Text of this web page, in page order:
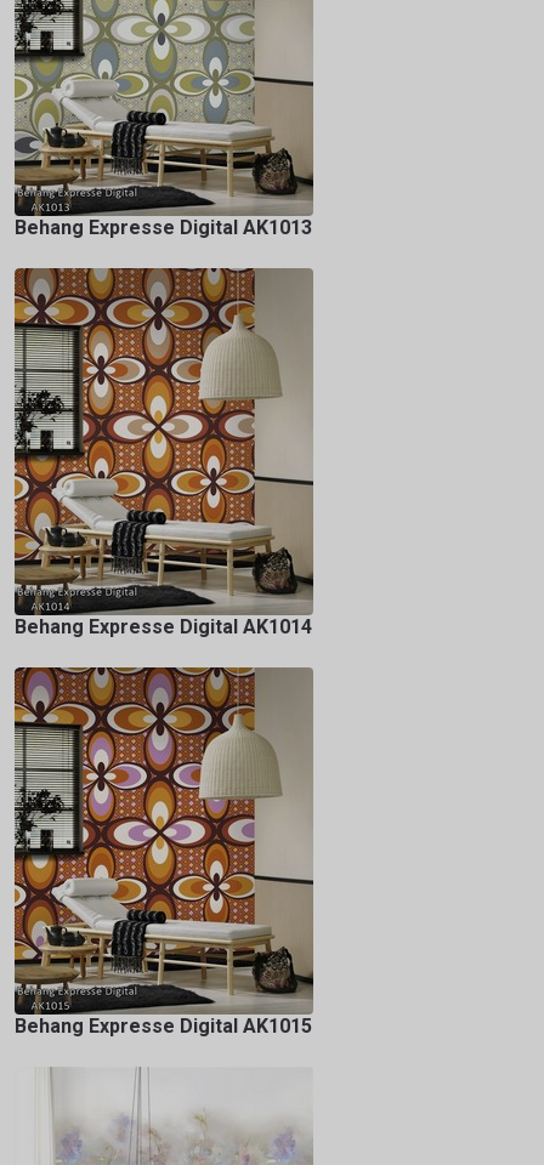
Behang Expresse Digital AK1013
Behang Expresse Digital AK1014
Behang Expresse Digital AK1015